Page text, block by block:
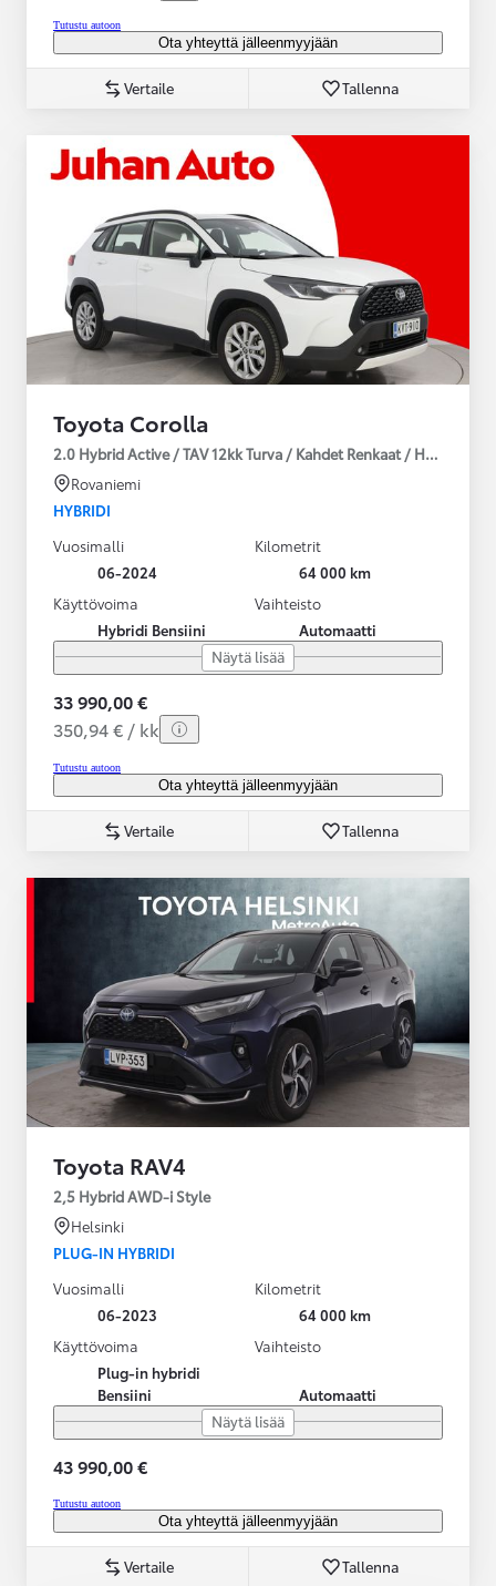
Tutustu autoon
Ota yhteyttä jälleenmyyjään
Vertaile Tallenna
Toyota Corolla
2.0 Hybrid Active / TAV 12kk Turva / Kahdet Renkaat /
Rovaniemi
HYBRIDI
Vuosimalli
06-2024
Kilometrit
64 000 km
Käyttövoima
Hybridi Bensiini
Vaihteisto
Automaatti
Näytä lisää
33 990,00 €
350,94 € / kk
Tutustu autoon
Ota yhteyttä jälleenmyyjään
Vertaile Tallenna
Toyota RAV4
2,5 Hybrid AWD-i Style
Helsinki
PLUG-IN HYBRIDI
Vuosimalli
06-2023
Kilometrit
64 000 km
Käyttövoima
Plug-in hybridi
Bensiini
Vaihteisto
Automaatti
Näytä lisää
43 990,00 €
Tutustu autoon
Ota yhteyttä jälleenmyyjään
Vertaile Tallenna